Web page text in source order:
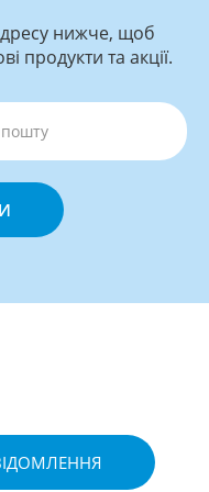
нижче, щоб
продукти та акції.